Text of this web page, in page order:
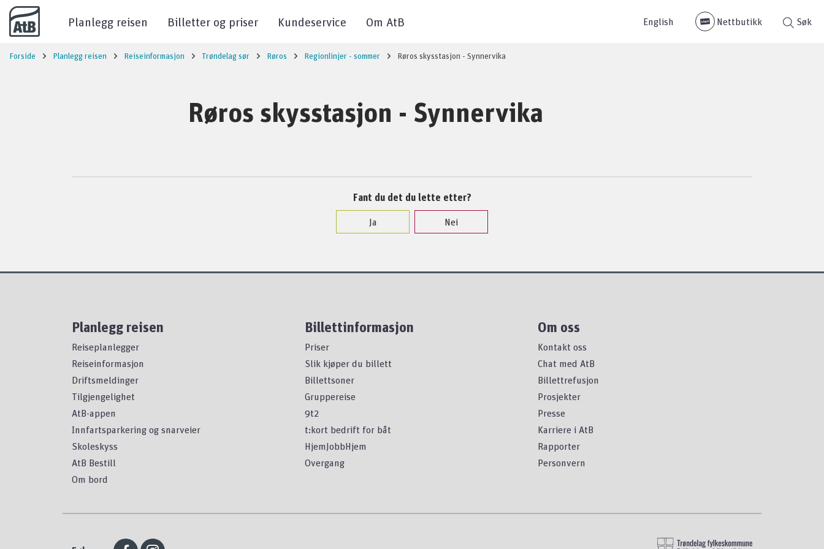
Til innhold
Planlegg reisen Billetter og priser Kundeservice Om AtB English Nettbutikk Søk
Forside Planlegg reisen Reiseinformasjon Trøndelag sør Røros Regionlinjer - sommer Røros skysstasjon - Synnervika
Røros skysstasjon - Synnervika
Fant du det du lette etter?
Ja
Nei
Planlegg reisen
Reiseplanlegger
Reiseinformasjon
Driftsmeldinger
Tilgjengelighet
AtB-appen
Innfartsparkering og snarveier
Skoleskyss
AtB Bestill
Om bord
Billettinformasjon
Priser
Slik kjøper du billett
Billettsoner
Gruppereise
9t2
t:kort bedrift for båt
HjemJobbHjem
Overgang
Om oss
Kontakt oss
Chat med AtB
Billettrefusjon
Prosjekter
Presse
Karriere i AtB
Rapporter
Personvern